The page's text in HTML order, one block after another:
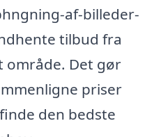
af-billeder-
tilbud fra
område. Det gør
priser
den bedste